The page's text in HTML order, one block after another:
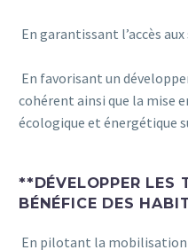
En garantissant l’accès aux
En favorisant un
cohérent ainsi que la mise
écologique et énergétique
**DÉVELOPPER LES
BÉNÉFICE DES
En pilotant la mobilisation